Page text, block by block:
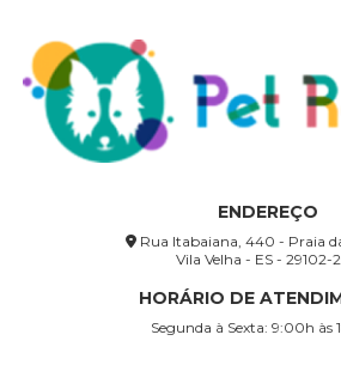
ENDEREÇO
Rua Itabaiana, 440 - Praia
Vila Velha - ES - 29102-
HORÁRIO DE
Segunda à Sexta: 9:00h às